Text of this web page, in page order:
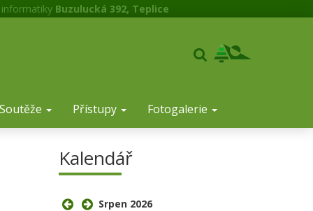
Buzulucká 392, Teplice
Soutěže Přístupy Fotogalerie
Kalendář
Srpen 2026